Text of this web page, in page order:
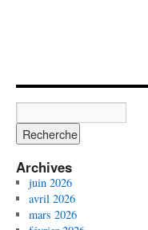
Archives
juin 2026
avril 2026
mars 2026